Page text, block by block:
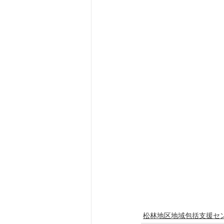
松林地区地域包括支援セ